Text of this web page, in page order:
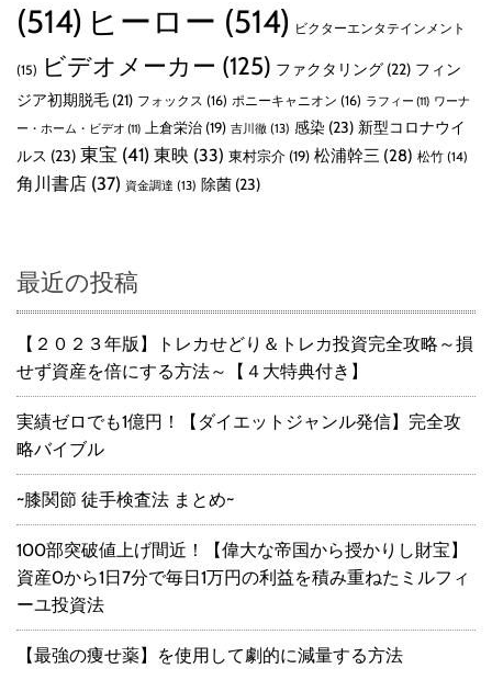
(514) ヒーロー (514) ビクターエンタテインメント
(15) ビデオメーカー (125) ファクタリング (22) フィン
ジア初期脱毛 (21) フォックス (16) ポニーキャニオン (16) ラフィー (11) ワーナ
ー・ホーム・ビデオ (11) 上倉栄治 (19) 吉川徹 (13) 感染 (23) 新型コロナウイ
ルス (23) 東宝 (41) 東映 (33) 東村宗介 (19) 松浦幹三 (28) 松竹 (14)
角川書店 (37) 資金調達 (13) 除菌 (23)
最近の投稿
【２０２３年版】トレカせどり＆トレカ投資完全攻略～損
せず資産を倍にする方法～【４大特典付き】
実績ゼロでも1億円！【ダイエットジャンル発信】完全攻
略バイブル
~膝関節 徒手検査法 まとめ~
100部突破値上げ間近！【偉大な帝国から授かりし財宝】
資産0から1日7分で毎日1万円の利益を積み重ねたミルフィ
ーユ投資法
【最強の痩せ薬】を使用して劇的に減量する方法